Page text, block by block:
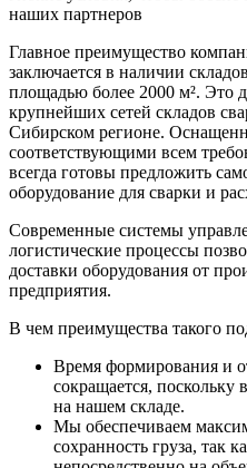
наших партнеров
Главное преимущество
заключается в наличии
площадью более 2000 м². Это
крупнейших сетей складов
Сибирском регионе.
соответствующими всем
всегда готовы предложить
оборудование для сварки и
Современные системы
логистические процессы
доставки оборудования от
предприятия.
В чем преимущества такого
Время формирования и
сокращается, поскольку
на нашем складе.
Мы обеспечиваем
сохранность груза, так